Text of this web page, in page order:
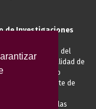
de Investigaciones
es responsable del
de usted en calidad de
conferencista o
proveedor o cliente de
o por las